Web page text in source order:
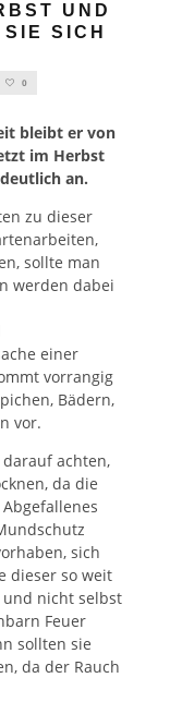
UND
SICH
0
bleibt er von
im Herbst
an.
zu dieser
sollte man
werden dabei
einer
vorrangig
Bädern,
vor.
achten,
da die
sich
dieser so weit
nicht selbst
Feuer
sollten sie
da der Rauch